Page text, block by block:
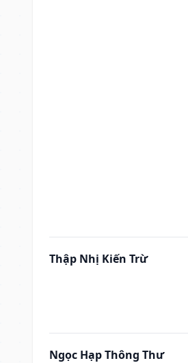
Thập Nhị Kiến Trừ
Ngọc Hạp Thông Thư